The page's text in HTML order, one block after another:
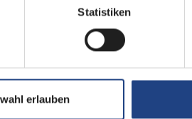
Statistiken
erlauben